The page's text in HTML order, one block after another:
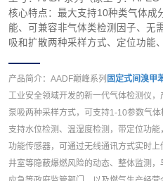
核心特点：最大支持10种类气体成
能、可兼容非气体类检测因子、无
吸和扩散两种采样方式、定位功能
产品简介：AADF巅峰系列 固定式间溴甲
工业安全领域开发的新一代气体检测仪
泵吸两种采样方式，可支持1-10参数气
支持水位检测、温湿度检测，带定位功
功能传感器，可通过无线通讯方式实时
井室等隐蔽爆燃风险的动态、整体监测，